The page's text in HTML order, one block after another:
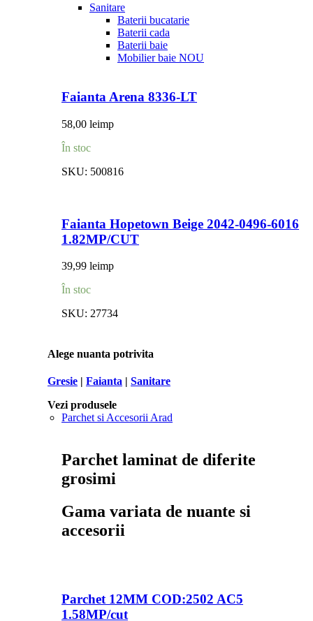
Sanitare
Baterii bucatarie
Baterii cada
Baterii baie
Mobilier baie NOU
Faianta Arena 8336-LT
58,00 leimp
În stoc
SKU: 500816
Faianta Hopetown Beige 2042-0496-6016
1.82MP/CUT
39,99 leimp
În stoc
SKU: 27734
Alege nuanta potrivita
Gresie | Faianta | Sanitare
Vezi produsele
Parchet si Accesorii Arad
Parchet laminat de diferite
grosimi
Gama variata de nuante si
accesorii
Parchet 12MM COD:2502 AC5
1.58MP/cut